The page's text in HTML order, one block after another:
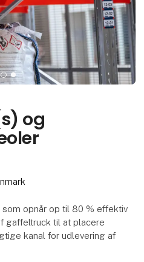
og
opnår op til 80 % effektiv
gaffeltruck til at placere
kanal for udlevering af